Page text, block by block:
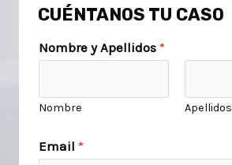
CUÉNTANOS TU CASO
Nombre y Apellidos *
Nombre Apellidos
Email *